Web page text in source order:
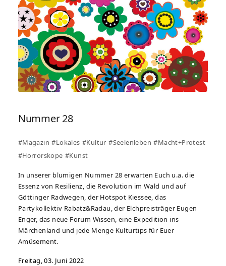
Nummer 28
#Magazin #Lokales #Kultur #Seelenleben #Macht+Protest
#Horrorskope #Kunst
In unserer blumigen Nummer 28 erwarten Euch u.a. die
Essenz von Resilienz, die Revolution im Wald und auf
Göttinger Radwegen, der Hotspot Kiessee, das
Partykollektiv Rabatz&Radau, der Elchpreisträger Eugen
Enger, das neue Forum Wissen, eine Expedition ins
Märchenland und jede Menge Kulturtips für Euer
Amüsement.
Freitag, 03. Juni 2022